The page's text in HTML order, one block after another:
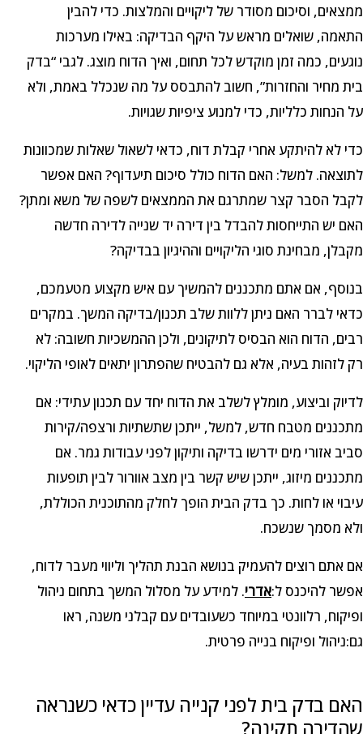
ממצאים, וסיכום מסודר של ליקויים והמלצות. כדי להבין
התאמה, שואלים מראש על היקף הבדיקה: באילו מערכות
נוגעים, כמה זמן מוקדש לכל תחום, ואיך הדוח מוצג. לגבי “בדק
בית מחיר והחזרות”, חשוב להתבסס על מה שנכלל באמת, ולא
על הנחות כלליות, כדי למנוע ציפיות שגויות.
כדי לא להיתקע אחרי קבלת דוח, כדאי לשאול שאלות שמכוונות
לתוצאה. למשל: האם הדוח כולל סיכום תיעדוף? האם אפשר
לקבל הסבר קצר שמתרגם את הממצאים לשפה של משא ומתן?
האם יש התייחסות להבדל בין דירה יד שנייה לדירה חדשה
מקבלן, מבחינת סוגי הליקויים וההיגיון בבדיקה?
בנוסף, אם אתם מתכננים להמשיך עם איש מקצוע מטעמכם,
כדאי לברר האם ניתן ללוות שלב תכנון/בדיקה המשך. במקרים
רבים, הדוח הוא הבסיס לתיקונים, ולכן ההמשכיות חשובה: לא
רק לזהות בעיה, אלא גם להבטיח שהפתרון יתאים לאופי הליקוי.
לדיוק וביצוע, מומלץ לשלב את הדוח יחד עם תכנון עתידי: אם
מתכננים מטבח חדש, למשל, ייתכן שתשתיות ורצפה/קירות
סביב אזורי מים ידרשו בדיקה ותיקון לפני עבודות גמר. אם
מתכננים מיזוג, ייתכן שיש קשר בין מצב אוורור לבין תופעות
עיבוי או לחות. כך בדק הבית הופך לחלק מהתוכנית הכוללת,
ולא מסמך שנשכח.
אם אתם רוצים להעמיק בנושא הבנת תהליך וליווי מעבר לדוח,
אפשר להיכנס ל:אדרי. למידע על מסלול המשך בתחום ניהול
ופיקוח, רלוונטי במיוחד כשעובדים עם קבלני משנה, ראו
גם:ניהול ופיקוח בנייה פרטית.
האם בדק בית לפני קנייה עדיין כדאי כשנראה
שהדירה תקינה?